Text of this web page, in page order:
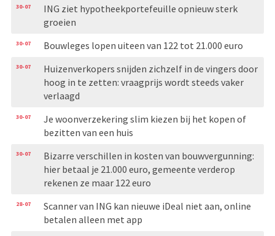
30-07
ING ziet hypotheekportefeuille opnieuw sterk
groeien
30-07 Bouwleges lopen uiteen van 122 tot 21.000 euro
30-07
Huizenverkopers snijden zichzelf in de vingers door
hoog in te zetten: vraagprijs wordt steeds vaker
verlaagd
30-07
Je woonverzekering slim kiezen bij het kopen of
bezitten van een huis
30-07
Bizarre verschillen in kosten van bouwvergunning:
hier betaal je 21.000 euro, gemeente verderop
rekenen ze maar 122 euro
28-07
Scanner van ING kan nieuwe iDeal niet aan, online
betalen alleen met app